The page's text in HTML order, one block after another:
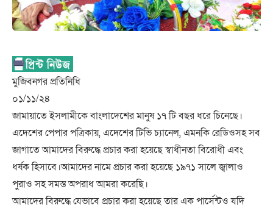
মুজিবনগর প্রতিনিধি
০১/১১/২৪
জামায়াতে ইসলামীকে বাংলাদেশের মানুষ ১৭ টি বছর ধরে চিনেছে।
এদেশের পেপার পত্রিকায়, এদেশের টিভি চ্যানেল, এমনকি রেডিওসহ সব
জাগাতে আমাদের বিরুদ্ধে প্রচার করা হয়েছে স্বাধীনতা বিরোধী এবং
ধর্ষক হিসাবে।আমাদের নামে প্রচার করা হয়েছে ১৯৭১ সালে জ্বালাও
পুরাও সহ সমস্ত অপরাধ আমরা করেছি।
আমাদের বিরুদ্ধে যেভাবে প্রচার করা হয়েছে তার এক পার্সেন্টও যদি